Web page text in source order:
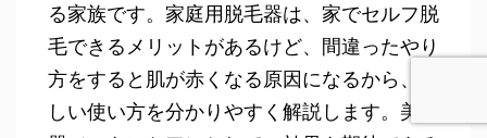
る家族です。家庭用脱毛器は、家でセルフ脱
毛できるメリットがあるけど、間違ったやり
方をすると肌が赤くなる原因になるから、正
しい使い方を分かりやすく解説します。美顔